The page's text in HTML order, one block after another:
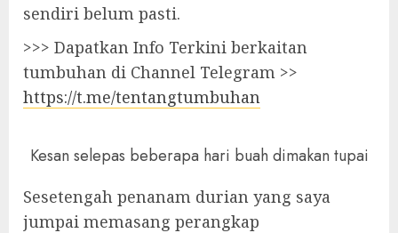
sendiri belum pasti.
>>> Dapatkan Info Terkini berkaitan
tumbuhan di Channel Telegram >>
https://t.me/tentangtumbuhan
Kesan selepas beberapa hari buah dimakan tupai
Sesetengah penanam durian yang saya
jumpai memasang perangkap